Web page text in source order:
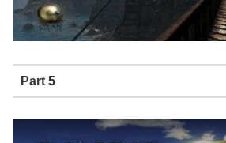
Part 5